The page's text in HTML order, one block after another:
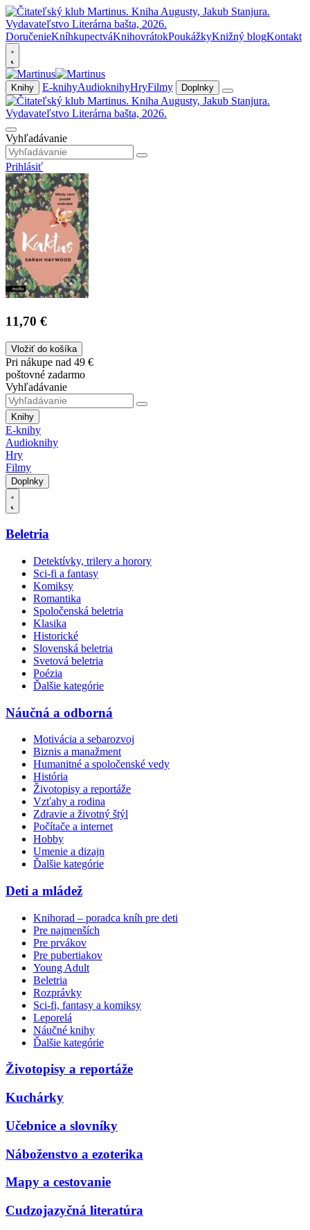
DoručenieKníhkupectváKnihovrátokPoukážkyKnižný blogKontakt
Knihy E-knihyAudioknihyHryFilmy Doplnky
Vyhľadávanie
Prihlásiť
11,70 €
Vložiť do košíka
Pri nákupe nad 49 €
poštovné zadarmo
Vyhľadávanie
Knihy
E-knihy
Audioknihy
Hry
Filmy
Doplnky
Beletria
Detektívky, trilery a horory
Sci-fi a fantasy
Komiksy
Romantika
Spoločenská beletria
Klasika
Historické
Slovenská beletria
Svetová beletria
Poézia
Ďalšie kategórie
Náučná a odborná
Motivácia a sebarozvoj
Biznis a manažment
Humanitné a spoločenské vedy
História
Životopisy a reportáže
Vzťahy a rodina
Zdravie a životný štýl
Počítače a internet
Hobby
Umenie a dizajn
Ďalšie kategórie
Deti a mládež
Knihorad – poradca kníh pre deti
Pre najmenších
Pre prvákov
Pre pubertiakov
Young Adult
Beletria
Rozprávky
Sci-fi, fantasy a komiksy
Leporelá
Náučné knihy
Ďalšie kategórie
Životopisy a reportáže
Kuchárky
Učebnice a slovníky
Náboženstvo a ezoterika
Mapy a cestovanie
Cudzojazyčná literatúra